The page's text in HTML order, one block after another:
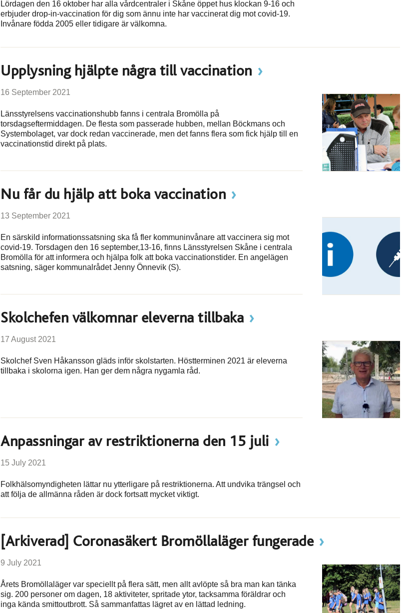
Lördagen den 16 oktober har alla vårdcentraler i Skåne öppet hus klockan 9-16 och
erbjuder drop-in-vaccination för dig som ännu inte har vaccinerat dig mot covid-19.
Invånare födda 2005 eller tidigare är välkomna.
Upplysning hjälpte några till vaccination
16 September 2021
Länsstyrelsens vaccinationshubb fanns i centrala Bromölla på
torsdagseftermiddagen. De flesta som passerade hubben, mellan Böckmans och
Systembolaget, var dock redan vaccinerade, men det fanns flera som fick hjälp till en
vaccinationstid direkt på plats.
Nu får du hjälp att boka vaccination
13 September 2021
En särskild informationssatsning ska få fler kommuninvånare att vaccinera sig mot
covid-19. Torsdagen den 16 september,13-16, finns Länsstyrelsen Skåne i centrala
Bromölla för att informera och hjälpa folk att boka vaccinationstider. En angelägen
satsning, säger kommunalrådet Jenny Önnevik (S).
Skolchefen välkomnar eleverna tillbaka
17 August 2021
Skolchef Sven Håkansson gläds inför skolstarten. Höstterminen 2021 är eleverna
tillbaka i skolorna igen. Han ger dem några nygamla råd.
Anpassningar av restriktionerna den 15 juli
15 July 2021
Folkhälsomyndigheten lättar nu ytterligare på restriktionerna. Att undvika trängsel och
att följa de allmänna råden är dock fortsatt mycket viktigt.
[Arkiverad] Coronasäkert Bromöllaläger fungerade
9 July 2021
Årets Bromöllaläger var speciellt på flera sätt, men allt avlöpte så bra man kan tänka
sig. 200 personer om dagen, 18 aktiviteter, spritade ytor, tacksamma föräldrar och
inga kända smittoutbrott. Så sammanfattas lägret av en lättad ledning.